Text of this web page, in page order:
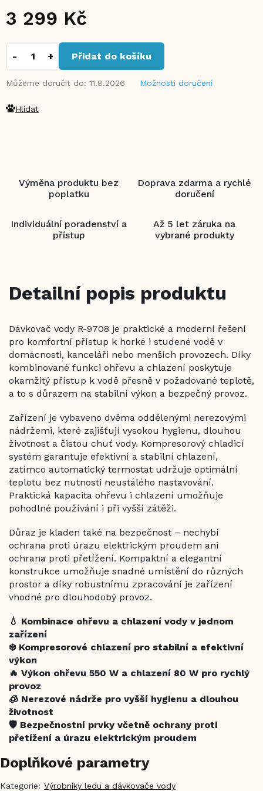
3 299 Kč
Můžeme doručit do: 11.8.2026 Možnosti doručení
Přidat do košíku
Hlídat
Výměna produktu bez
poplatku
Doprava zdarma a rychlé
doručení
Individuální poradenství a
přístup
Až 5 let záruka na
vybrané produkty
Detailní popis produktu
Dávkovač vody R-9708 je praktické a moderní řešení
pro komfortní přístup k horké i studené vodě v
domácnosti, kanceláři nebo menších provozech. Díky
kombinované funkci ohřevu a chlazení poskytuje
okamžitý přístup k vodě přesně v požadované teplotě,
a to s důrazem na stabilní výkon a bezpečný provoz.
Zařízení je vybaveno dvěma oddělenými nerezovými
nádržemi, které zajišťují vysokou hygienu, dlouhou
životnost a čistou chuť vody. Kompresorový chladicí
systém garantuje efektivní a stabilní chlazení,
zatímco automatický termostat udržuje optimální
teplotu bez nutnosti neustálého nastavování.
Praktická kapacita ohřevu i chlazení umožňuje
pohodlné používání i při vyšší zátěži.
Důraz je kladen také na bezpečnost – nechybí
ochrana proti úrazu elektrickým proudem ani
ochrana proti přetížení. Kompaktní a elegantní
konstrukce umožňuje snadné umístění do různých
prostor a díky robustnímu zpracování je zařízení
vhodné pro dlouhodobý provoz.
💧 Kombinace ohřevu a chlazení vody v jednom
zařízení
❄️ Kompresorové chlazení pro stabilní a efektivní
výkon
🔥 Výkon ohřevu 550 W a chlazení 80 W pro rychlý
provoz
🧊 Nerezové nádrže pro vyšší hygienu a dlouhou
životnost
🛡️ Bezpečnostní prvky včetně ochrany proti
přetížení a úrazu elektrickým proudem
Doplňkové parametry
Kategorie: Výrobníky ledu a dávkovače vody